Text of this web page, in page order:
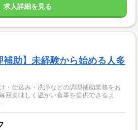
求人詳細を見る
補助】未経験から始める人多
・仕込み・洗浄などの調理補助業務をお
回美味しく温かい食事を提供できるよ